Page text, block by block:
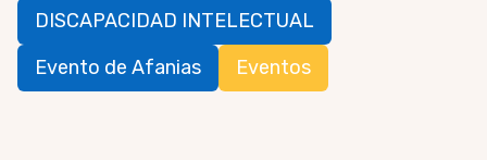
DISCAPACIDAD INTELECTUAL
Evento de Afanias
Eventos